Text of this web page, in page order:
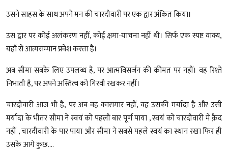
उसने साहस के साथ अपने मन की चारदीवारी पर एक द्वार अंकित किया।
उस द्वार पर कोई अलंकरण नहीं, कोई क्षमा-याचना नहीं थी। सिर्फ एक स्पष्ट वाक्य,
यहाँ से आत्मसम्मान प्रवेश करता है।
अब सीमा सबके लिए उपलब्ध है, पर आत्मविसर्जन की कीमत पर नहीं। वह रिश्ते
निभाती है, पर अपने अस्तित्व को गिरवी रखकर नहीं।
चारदीवारी आज भी है, पर अब वह कारागार नहीं, वह उसकी मर्यादा है और उसी
मर्यादा के भीतर सीमा ने स्वयं को पहली बार पूर्ण पाया , स्वयं को चारदीवारी में क़ैद
नहीं , चारदीवारी के पार पाया और सीमा ने सबसे पहले स्वयं का स्थान रखा फिर ही
उसके आगे कुछ....